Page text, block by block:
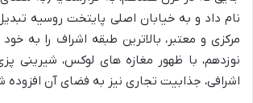
نام داد و به خیابان اصلی پایتخت روسیه
مرکزی و معتبر، بالاترین طبقه اشراف را به
نوزدهم، با ظهور مغازه های لوکس، شیرینی
اشرافی، جذابیت تجاری نیز به فضای آن افزوده